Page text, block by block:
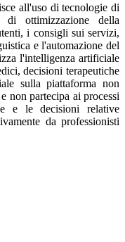
all'uso di tecnologie di
ottimizzazione della
i consigli sui servizi,
e l'automazione del
l'intelligenza artificiale
decisioni terapeutiche
sulla piattaforma non
non partecipa ai processi
e le decisioni relative
da professionisti